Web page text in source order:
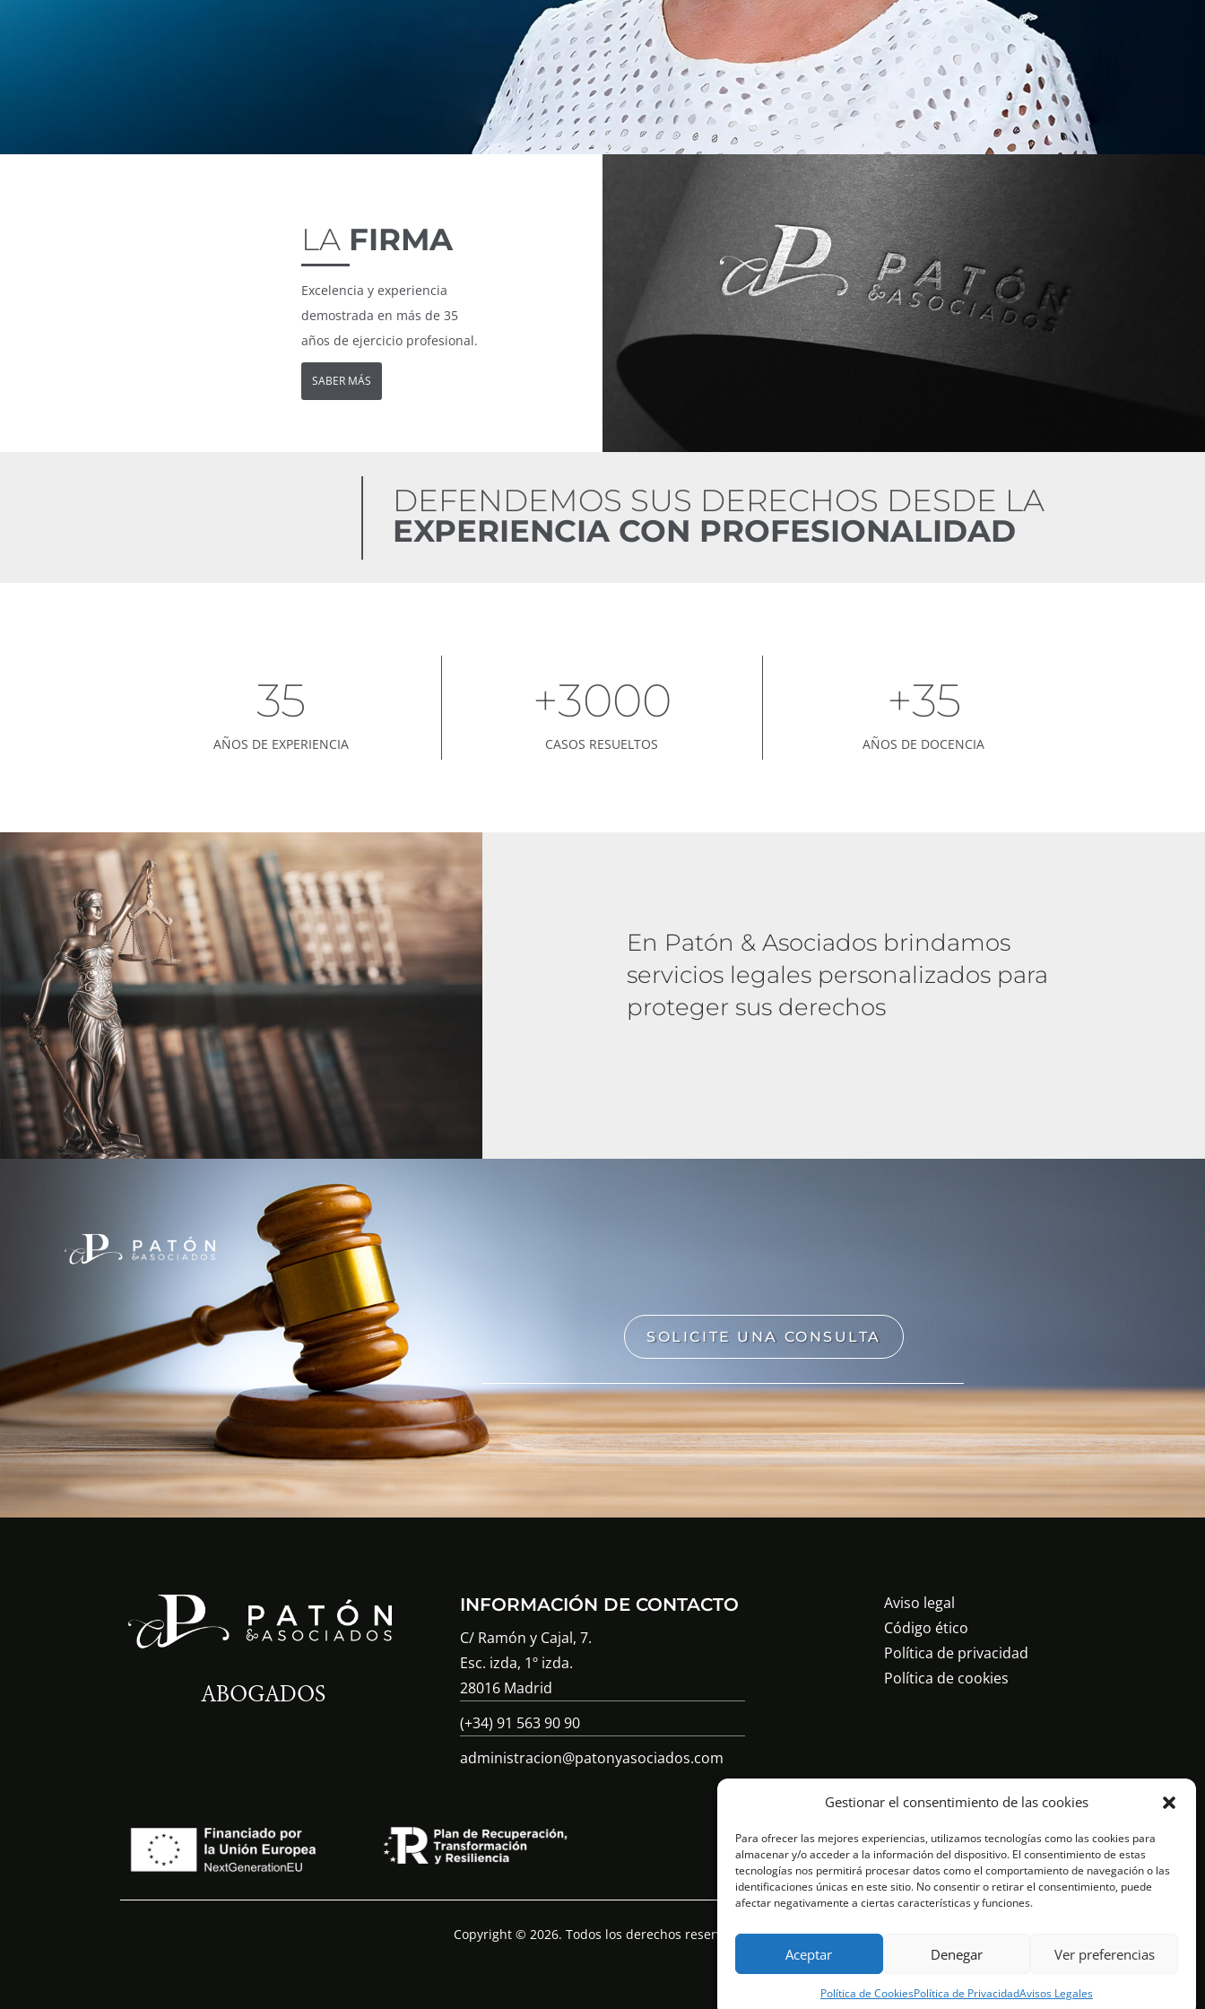
Gestionar el consentimiento de las cookies
Para ofrecer las mejores experiencias, utilizamos tecnologías como las cookies para
almacenar y/o acceder a la información del dispositivo. El consentimiento de estas
tecnologías nos permitirá procesar datos como el comportamiento de navegación o las
identificaciones únicas en este sitio. No consentir o retirar el consentimiento, puede
afectar negativamente a ciertas características y funciones.
Aceptar Denegar Ver preferencias
Política de CookiesPolítica de PrivacidadAvisos Legales
LA FIRMA
Excelencia y experiencia
demostrada en más de 35
años de ejercicio profesional.
SABER MÁS
DEFENDEMOS SUS DERECHOS DESDE LA
EXPERIENCIA CON PROFESIONALIDAD
35
AÑOS DE EXPERIENCIA
+3000
CASOS RESUELTOS
+35
AÑOS DE DOCENCIA
En Patón & Asociados brindamos
servicios legales personalizados para
proteger sus derechos
SOLICITE UNA CONSULTA
ABOGADOS
INFORMACIÓN DE CONTACTO
C/ Ramón y Cajal, 7.
Esc. izda, 1º izda.
28016 Madrid
(+34) 91 563 90 90
administracion@patonyasociados.com
Aviso legal
Código ético
Política de privacidad
Política de cookies
Copyright © 2026. Todos los derechos reservados